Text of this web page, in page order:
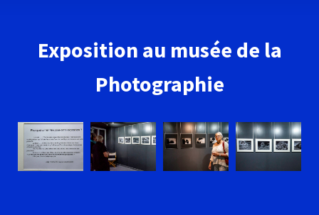
Exposition au musée de la
Photographie